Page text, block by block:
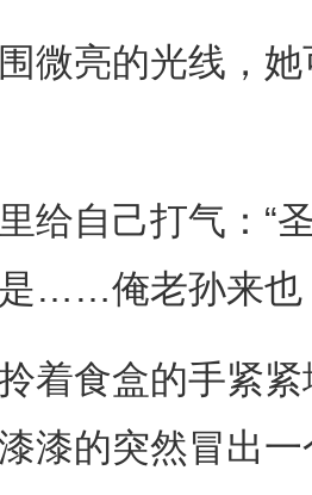
亮的光线，她
自己打气：“圣
……俺老孙来也
食盒的手紧紧
漆的突然冒出